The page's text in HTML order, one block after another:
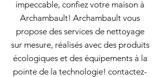
impeccable, confiez votre maison à
Archambault! Archambault vous
propose des services de nettoyage
sur mesure, réalisés avec des produits
écologiques et des équipements à la
pointe de la technologie! contactez-